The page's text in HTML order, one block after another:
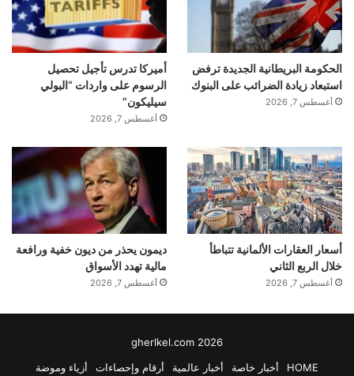
الحكومة البريطانية الجديدة ترفض
استبعاد زيادة الضرائب على البنوك
أغسطس 7, 2026
أميركا تدرس تأجيل تحصيل
الرسوم على واردات “البولي
سيليكون”
أغسطس 7, 2026
أسعار العقارات الألمانية تتباطأ
خلال الربع الثاني
أغسطس 7, 2026
ديمون يحذر من ديون خفية ورافعة
مالية تهدد الأسواق
أغسطس 7, 2026
gherlkel.com 2026
HOME
أخبار خاصة أخبار عالمية أرقام وإحصاءات أزياء وموضة